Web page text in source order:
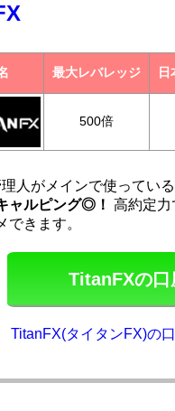
最大レバレッジ
500倍
人がメインで使っている
ャルピング◎！ 高約定力
できます。
TitanFXの口
TitanFX(タイタンFX)の